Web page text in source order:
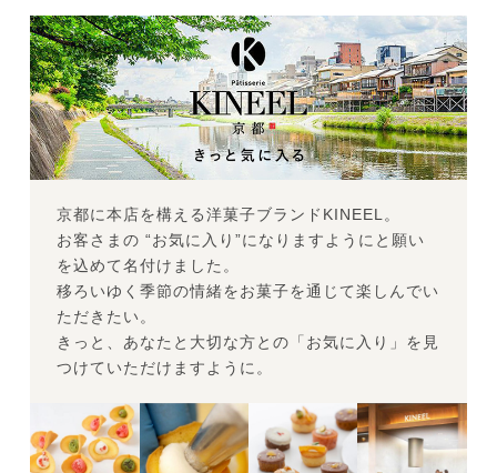
京都に本店を構える洋菓子ブランドKINEEL。
お客さまの “お気に入り”になりますようにと願い
を込めて名付けました。
移ろいゆく季節の情緒をお菓子を通じて楽しんでい
ただきたい。
きっと、あなたと大切な方との「お気に入り」を見
つけていただけますように。